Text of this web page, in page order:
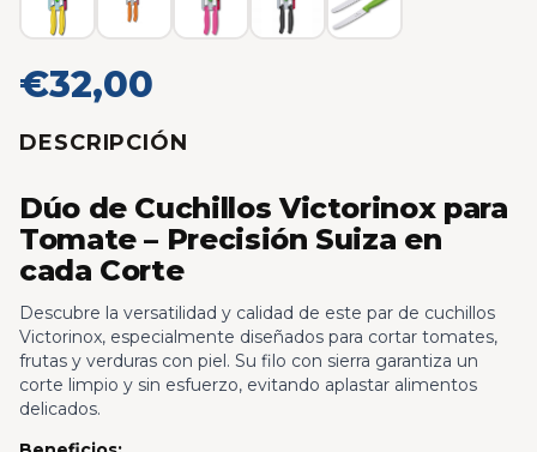
€32,00
DESCRIPCIÓN
Dúo de Cuchillos Victorinox para
Tomate – Precisión Suiza en
cada Corte
Descubre la versatilidad y calidad de este par de cuchillos
Victorinox, especialmente diseñados para cortar tomates,
frutas y verduras con piel. Su filo con sierra garantiza un
corte limpio y sin esfuerzo, evitando aplastar alimentos
delicados.